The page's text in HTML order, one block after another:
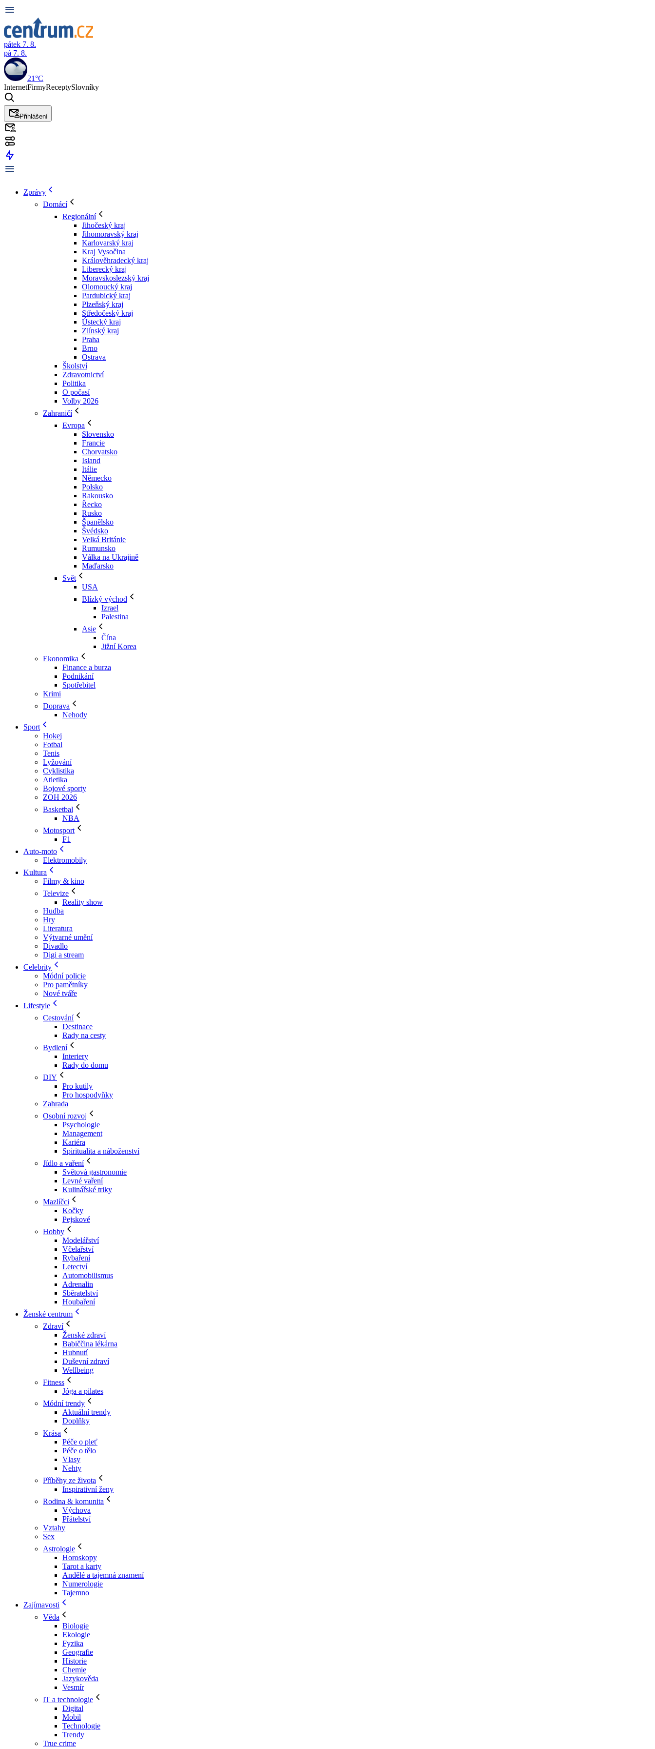
pátek 7. 8.
pá 7. 8.
21°C
InternetFirmyReceptySlovníky
Přihlášení
Zprávy
Domácí
Regionální
Jihočeský kraj
Jihomoravský kraj
Karlovarský kraj
Kraj Vysočina
Králověhradecký kraj
Liberecký kraj
Moravskoslezský kraj
Olomoucký kraj
Pardubický kraj
Plzeňský kraj
Středočeský kraj
Ústecký kraj
Zlínský kraj
Praha
Brno
Ostrava
Školství
Zdravotnictví
Politika
O počasí
Volby 2026
Zahraničí
Evropa
Slovensko
Francie
Chorvatsko
Island
Itálie
Německo
Polsko
Rakousko
Řecko
Rusko
Španělsko
Švédsko
Velká Británie
Rumunsko
Válka na Ukrajině
Maďarsko
Svět
USA
Blízký východ
Izrael
Palestina
Asie
Čína
Jižní Korea
Ekonomika
Finance a burza
Podnikání
Spotřebitel
Krimi
Doprava
Nehody
Sport
Hokej
Fotbal
Tenis
Lyžování
Cyklistika
Atletika
Bojové sporty
ZOH 2026
Basketbal
NBA
Motosport
F1
Auto-moto
Elektromobily
Kultura
Filmy & kino
Televize
Reality show
Hudba
Hry
Literatura
Výtvarné umění
Divadlo
Digi a stream
Celebrity
Módní policie
Pro pamětníky
Nové tváře
Lifestyle
Cestování
Destinace
Rady na cesty
Bydlení
Interiery
Rady do domu
DIY
Pro kutily
Pro hospodyňky
Zahrada
Osobní rozvoj
Psychologie
Management
Kariéra
Spiritualita a náboženství
Jídlo a vaření
Světová gastronomie
Levné vaření
Kulinářské triky
Mazlíčci
Kočky
Pejskové
Hobby
Modelářství
Včelařství
Rybaření
Letectví
Automobilismus
Adrenalin
Sběratelství
Houbaření
Ženské centrum
Zdraví
Ženské zdraví
Babiččina lékárna
Hubnutí
Duševní zdraví
Wellbeing
Fitness
Jóga a pilates
Módní trendy
Aktuální trendy
Doplňky
Krása
Péče o pleť
Péče o tělo
Vlasy
Nehty
Příběhy ze života
Inspirativní ženy
Rodina & komunita
Výchova
Přátelství
Vztahy
Sex
Astrologie
Horoskopy
Tarot a karty
Andělé a tajemná znamení
Numerologie
Tajemno
Zajímavosti
Věda
Biologie
Ekologie
Fyzika
Geografie
Historie
Chemie
Jazykověda
Vesmír
IT a technologie
Digital
Mobil
Technologie
Trendy
True crime